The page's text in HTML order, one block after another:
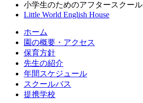
小学生のためのアフタースクール
Little World English House
ホーム
園の概要・アクセス
保育方針
先生の紹介
年間スケジュール
スクールバス
提携学校